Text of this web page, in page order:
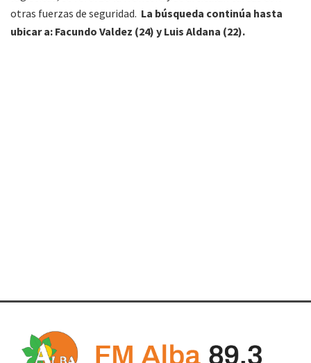
otras fuerzas de seguridad. La búsqueda continúa hasta
ubicar a: Facundo Valdez (24) y Luis Aldana (22).